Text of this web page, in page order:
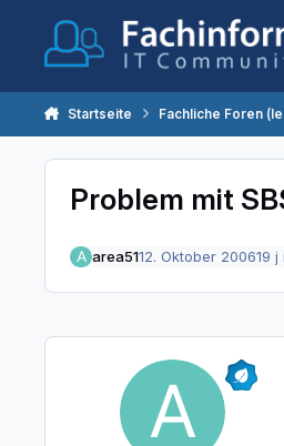
Startseite Fachliche Foren
Problem mit
area5112. Oktober 200619 j